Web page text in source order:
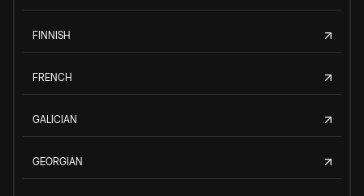
FINNISH
FRENCH
GALICIAN
GEORGIAN